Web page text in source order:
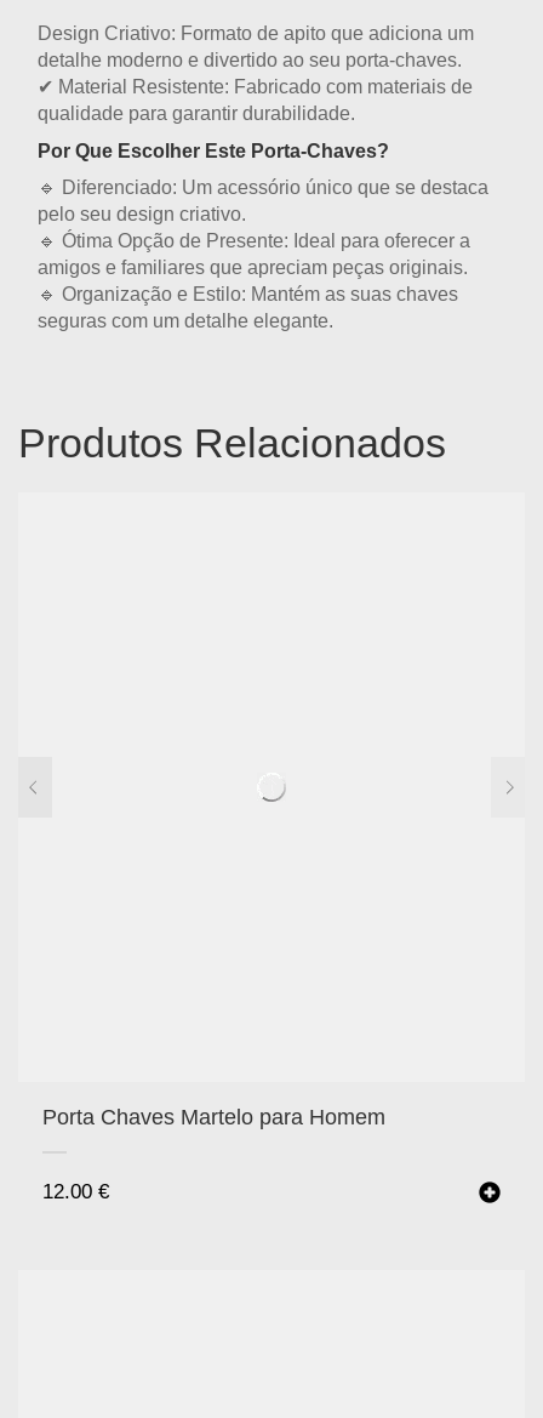
Design Criativo: Formato de apito que adiciona um
detalhe moderno e divertido ao seu porta-chaves.
✔ Material Resistente: Fabricado com materiais de
qualidade para garantir durabilidade.
Por Que Escolher Este Porta-Chaves?
🔹 Diferenciado: Um acessório único que se destaca
pelo seu design criativo.
🔹 Ótima Opção de Presente: Ideal para oferecer a
amigos e familiares que apreciam peças originais.
🔹 Organização e Estilo: Mantém as suas chaves
seguras com um detalhe elegante.
Produtos Relacionados
Porta Chaves Martelo para Homem
12.00 €